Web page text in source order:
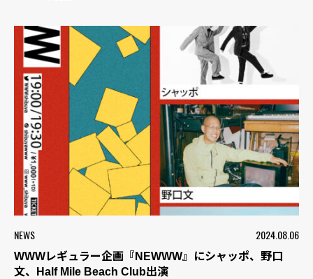
NEWS 2024.08.06
WWWレギュラー企画『NEWWW』にシャッポ、野口
文、Half Mile Beach Club出演